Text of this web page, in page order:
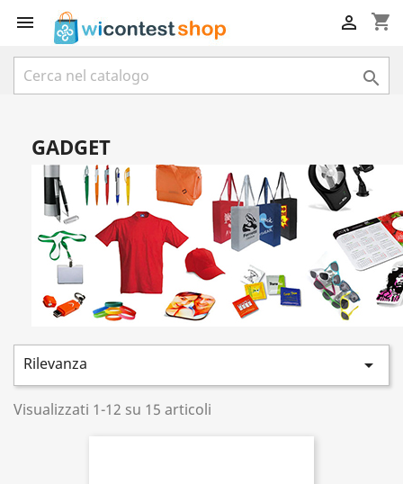
 shopping_cart


GADGET
Rilevanza 
Visualizzati 1-12 su 15 articoli